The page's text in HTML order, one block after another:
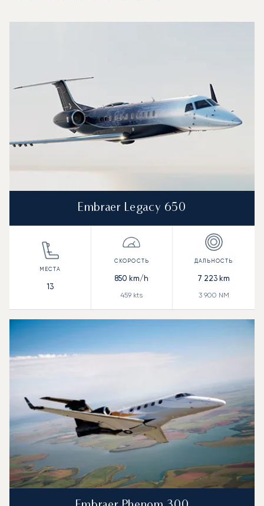
Embraer Legacy 650
13
850 km/h
459 kts
7 223 km
3 900 NM